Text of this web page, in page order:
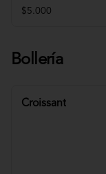
$5.000
Bollería
Croissant